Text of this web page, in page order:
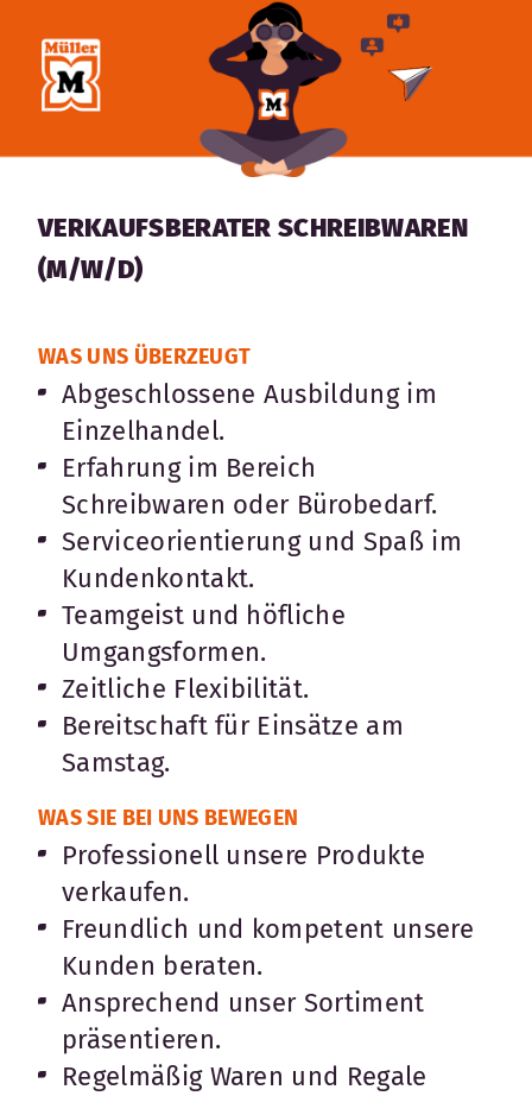
VERKAUFSBERATER SCHREIBWAREN
(M/W/D)
WAS UNS ÜBERZEUGT
Abgeschlossene Ausbildung im
Einzelhandel.
Erfahrung im Bereich
Schreibwaren oder Bürobedarf.
Serviceorientierung und Spaß im
Kundenkontakt.
Teamgeist und höfliche
Umgangsformen.
Zeitliche Flexibilität.
Bereitschaft für Einsätze am
Samstag.
WAS SIE BEI UNS BEWEGEN
Professionell unsere Produkte
verkaufen.
Freundlich und kompetent unsere
Kunden beraten.
Ansprechend unser Sortiment
präsentieren.
Regelmäßig Waren und Regale